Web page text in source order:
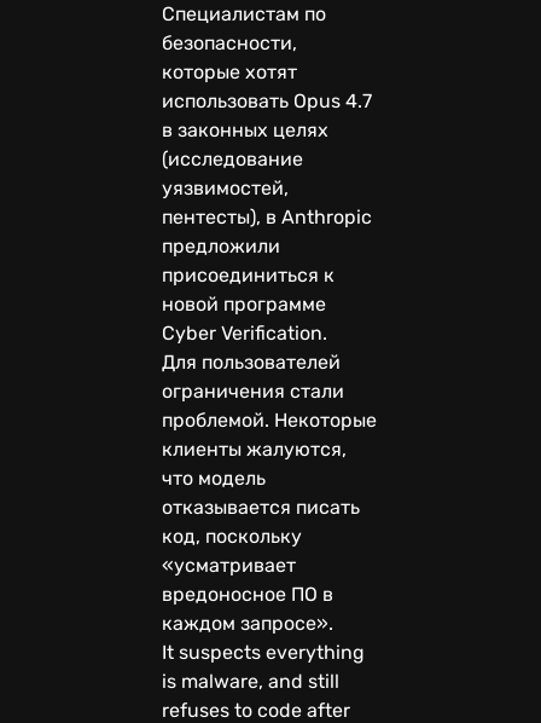
Специалистам по
безопасности,
которые хотят
использовать Opus 4.7
в законных целях
(исследование
уязвимостей,
пентесты), в Anthropic
предложили
присоединиться к
новой программе
Cyber Verification.
Для пользователей
ограничения стали
проблемой. Некоторые
клиенты жалуются,
что модель
отказывается писать
код, поскольку
«усматривает
вредоносное ПО в
каждом запросе».
It suspects everything
is malware, and still
refuses to code after